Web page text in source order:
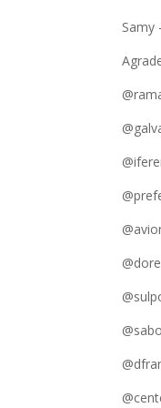
Samy